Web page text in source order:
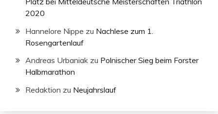
2020
Hannelore Nippe zu Nachlese zum 1.
Rosengartenlauf
Andreas Urbaniak zu Polnischer Sieg beim Forster
Halbmarathon
Redaktion zu Neujahrslauf